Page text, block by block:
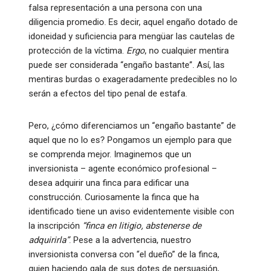
falsa representación a una persona con una
diligencia promedio. Es decir, aquel engaño dotado de
idoneidad y suficiencia para mengüar las cautelas de
protección de la víctima. Ergo, no cualquier mentira
puede ser considerada “engaño bastante”. Así, las
mentiras burdas o exageradamente predecibles no lo
serán a efectos del tipo penal de estafa.
Pero, ¿cómo diferenciamos un “engaño bastante” de
aquel que no lo es? Pongamos un ejemplo para que
se comprenda mejor. Imaginemos que un
inversionista – agente económico profesional –
desea adquirir una finca para edificar una
construcción. Curiosamente la finca que ha
identificado tiene un aviso evidentemente visible con
la inscripción “finca en litigio, abstenerse de
adquirirla”. Pese a la advertencia, nuestro
inversionista conversa con “el dueño” de la finca,
quien haciendo gala de sus dotes de persuasión,